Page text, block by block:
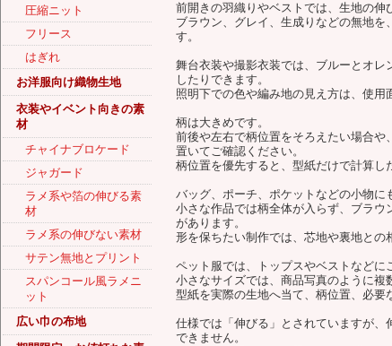
圧縮ニット
フリース
はぎれ
お洋服向け織物生地
衣装やイベント向きの素
材
チャイナブロケード
ジャガード
ラメ系や箔の伸びる素
材
ラメ系の伸びない素材
サテン無地とプリント
スパンコール風ラメニ
ット
広い巾の布地
前開きの羽織りやベストでは、生地の伸
ブラウン、グレイ、生成りなどの無地
す。
舞台衣装や撮影衣装では、ブルーとオ
したりできます。
照明下での色や編み地の見え方は、使用
柄は大きめです。
前後や左右で柄位置をそろえたい場合
置いてご確認ください。
柄位置を優先すると、型紙だけで計算し
バッグ、ポーチ、ポケットなどの小物に
小さな作品では柄全体が入らず、ブラ
があります。
形を保ちたい制作では、芯地や裏地との
ペット服では、トップスやベストなどに
小さなサイズでは、商品写真のように複
型紙を実際の生地へ当て、柄位置、必要
仕様では「伸びる」とされていますが
できません。